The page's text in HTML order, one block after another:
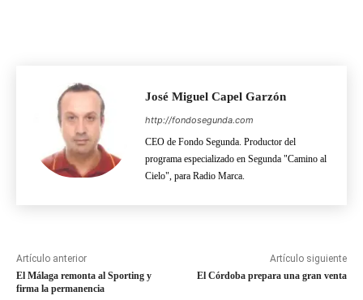
José Miguel Capel Garzón
http://fondosegunda.com
CEO de Fondo Segunda. Productor del
programa especializado en Segunda "Camino al
Cielo", para Radio Marca.
Artículo anterior
El Málaga remonta al Sporting y
firma la permanencia
Artículo siguiente
El Córdoba prepara una gran venta